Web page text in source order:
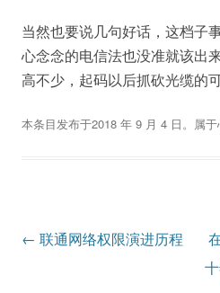
当然也要说几句好话，这档子
心念念的电信法也没准就该出
高不少，起码以后抓砍光缆
本条目发布于2018 年 9 月 4 日。属于
文
← 联通网络权限演进历程